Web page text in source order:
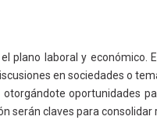
plano laboral y económico.
en sociedades o
oportunidades
serán claves para consolidar